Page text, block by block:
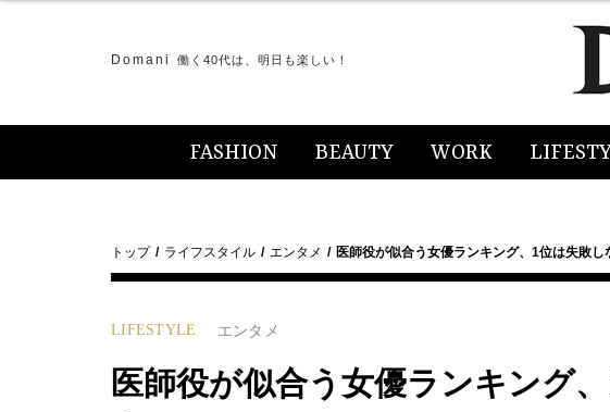
Domani 働く40代は、明日も楽しい！
FASHION BEAUTY WORK
トップ ライフスタイル エンタメ 医師役が似合う女優ランキング、1位は失敗し
LIFESTYLE エンタメ
医師役が似合う女優ランキング